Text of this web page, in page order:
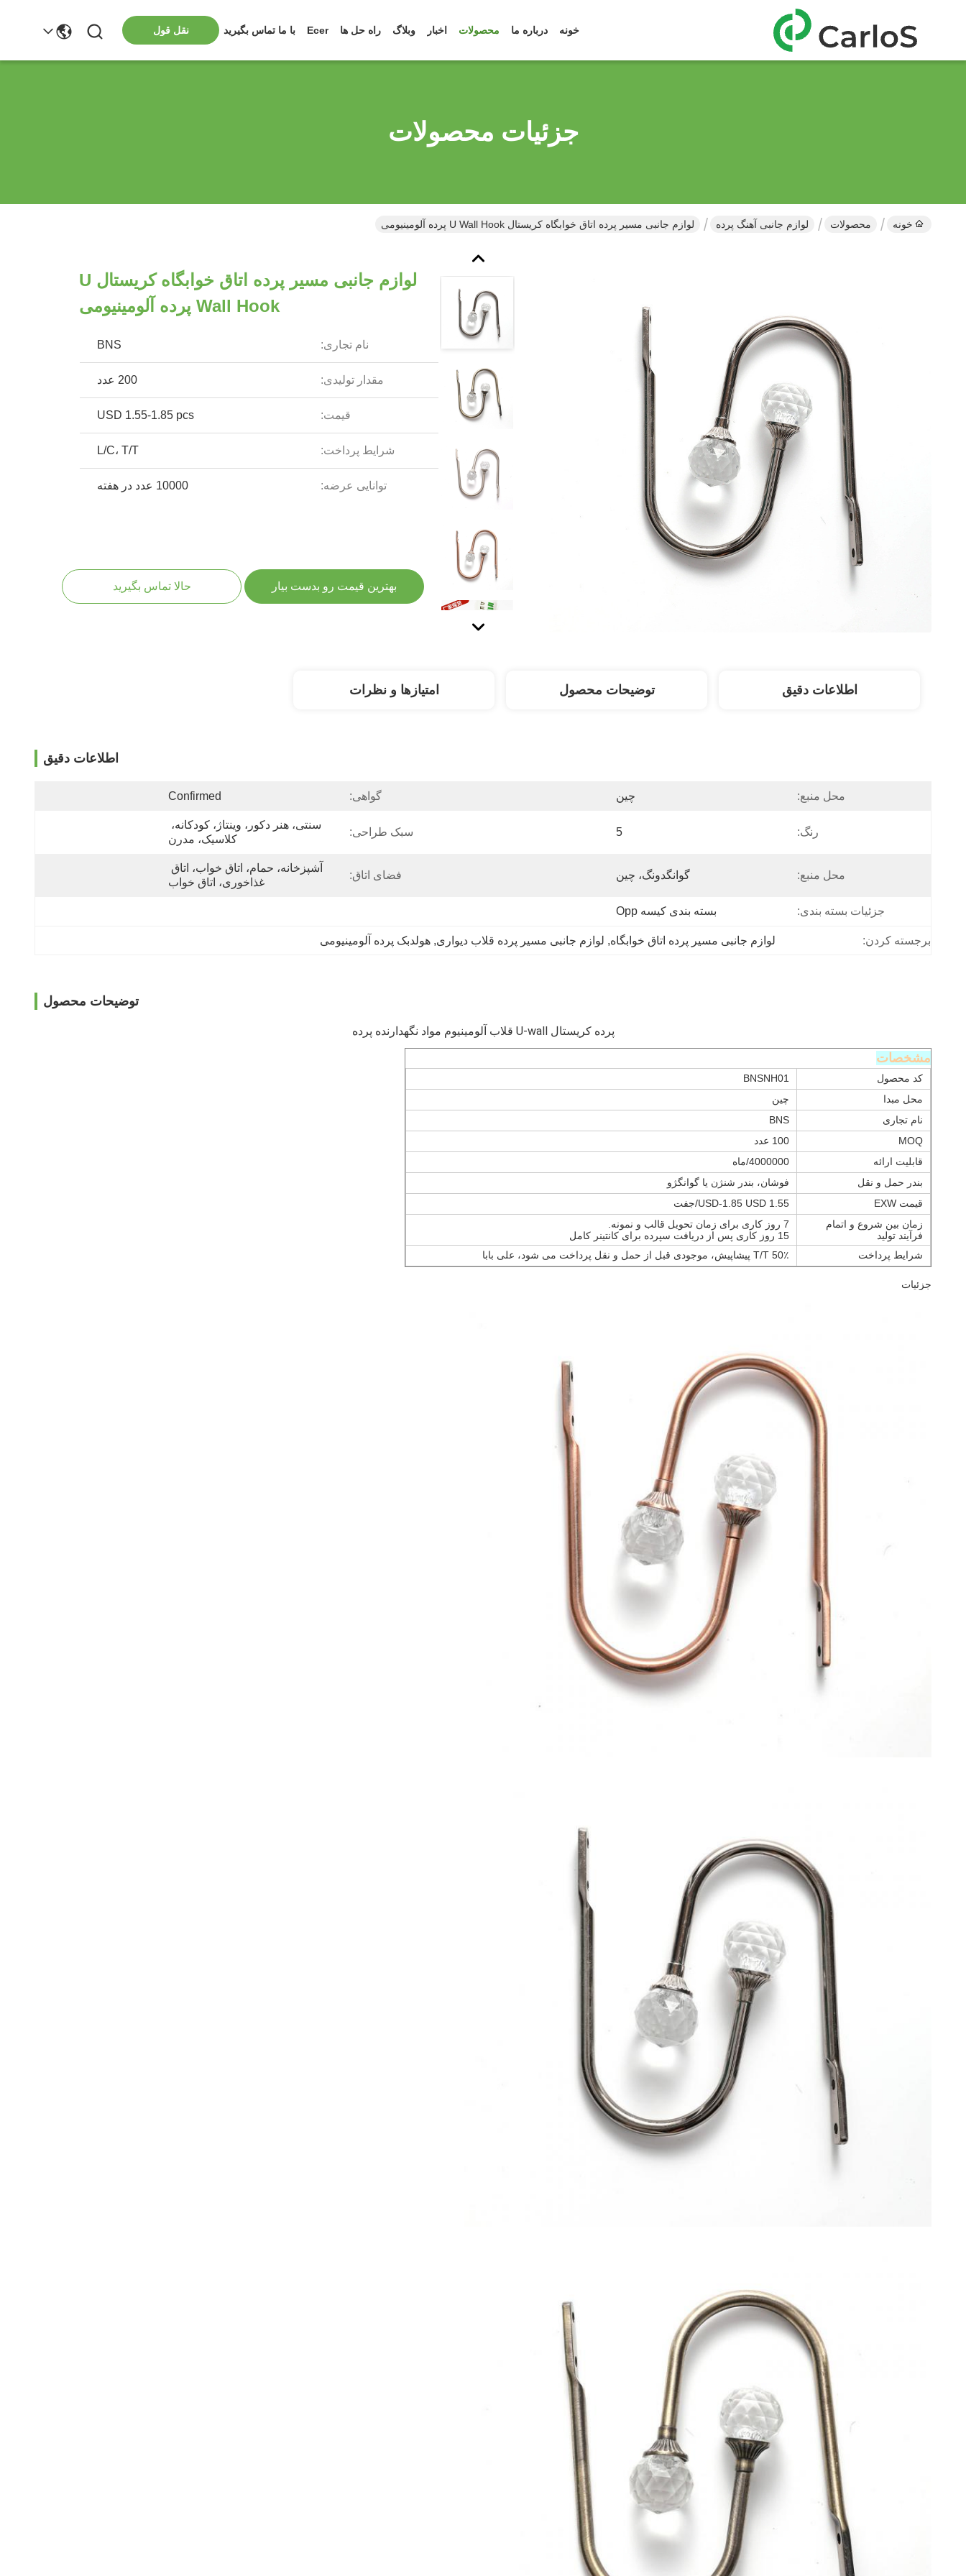
خونه درباره ما محصولات اخبار وبلاگ راه حل ها Ecer با ما تماس بگیرید نقل قول
جزئیات محصولات
خونه محصولات لوازم جانبی آهنگ پرده لوازم جانبی مسیر پرده اتاق خوابگاه کریستال U Wall Hook پرده آلومینیومی
لوازم جانبی مسیر پرده اتاق خوابگاه کریستال U
Wall Hook پرده آلومینیومی
نام تجاری: BNS
مقدار تولیدی: 200 عدد
قیمت: USD 1.55-1.85 pcs
شرایط پرداخت: L/C، T/T
توانایی عرضه: 10000 عدد در هفته
بهترین قیمت رو بدست بیار حالا تماس بگیرید
اطلاعات دقیق توضیحات محصول امتیازها و نظرات
اطلاعات دقیق
محل منبع: چین گواهی: Confirmed
رنگ: 5 سبک طراحی:
کلاسیک، مدرن
محل منبع: گوانگدونگ، چین فضای اتاق:
غذاخوری، اتاق خواب
جزئیات بسته بندی: بسته بندی کیسه Opp
برجسته کردن: لوازم جانبی مسیر پرده اتاق خوابگاه, لوازم جانبی مسیر پرده قلاب دیواری, هولدبک پرده آلومینیومی
توضیحات محصول
پرده کریستال U-wall قلاب آلومینیوم مواد نگهدارنده پرده
مشخصات
کد محصول
BNSNH01
محل مبدا
چین
نام تجاری
BNS
MOQ
100 عدد
قابلیت ارائه
4000000/ماه
بندر حمل و نقل
فوشان، بندر شنژن یا گوانگژو
قیمت EXW
1.55 USD-1.85 USD/جفت
زمان بین شروع و اتمام
فرآیند تولید
7 روز کاری برای زمان تحویل قالب و نمونه.
15 روز کاری پس از دریافت سپرده برای کانتینر کامل
شرایط پرداخت
50٪ T/T پیشاپیش، موجودی قبل از حمل و نقل پرداخت می شود، علی بابا
جزئیات